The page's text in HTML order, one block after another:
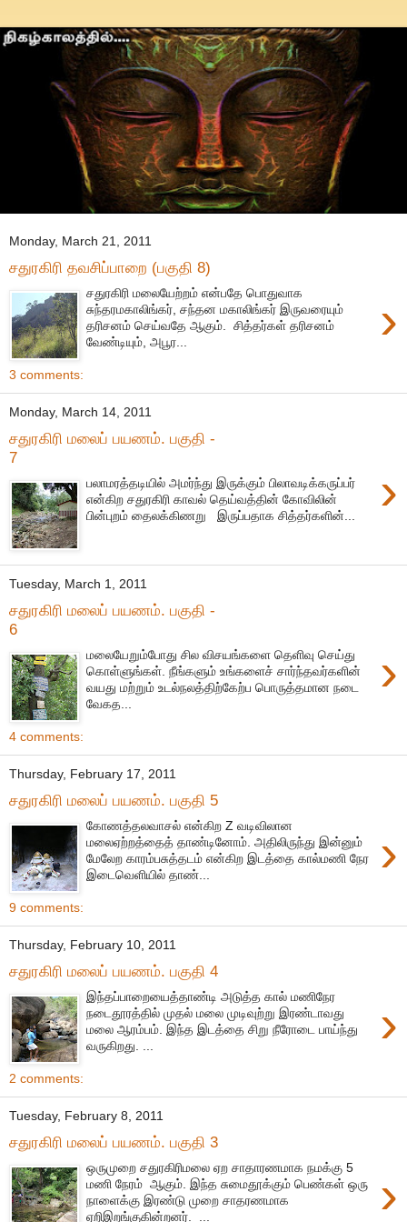
Monday, March 21, 2011
சதுரகிரி தவசிப்பாறை (பகுதி 8)
›
சதுரகிரி மலையேற்றம் என்பதே பொதுவாக
சுந்தரமகாலிங்கர், சந்தன மகாலிங்கர் இருவரையும்
தரிசனம் செய்வதே ஆகும். சித்தர்கள் தரிசனம்
வேண்டியும், அபூர...
3 comments:
Monday, March 14, 2011
சதுரகிரி மலைப் பயணம். பகுதி -
7
›
பலாமரத்தடியில் அமர்ந்து இருக்கும் பிலாவடிக்கருப்பர்
என்கிற சதுரகிரி காவல் தெய்வத்தின் கோவிலின்
பின்புறம் தைலக்கிணறு இருப்பதாக சித்தர்களின்...
Tuesday, March 1, 2011
சதுரகிரி மலைப் பயணம். பகுதி -
6
›
மலையேறும்போது சில விசயங்களை தெளிவு செய்து
கொள்ளுங்கள். நீங்களும் உங்களைச் சார்ந்தவர்களின்
வயது மற்றும் உடல்நலத்திற்கேற்ப பொருத்தமான நடை
வேகத...
4 comments:
Thursday, February 17, 2011
சதுரகிரி மலைப் பயணம். பகுதி 5
›
கோணத்தலவாசல் என்கிற Z வடிவிலான
மலைஏற்றத்தைத் தாண்டினோம். அதிலிருந்து இன்னும்
மேலேற காரம்பசுத்தடம் என்கிற இடத்தை கால்மணி நேர
இடைவெளியில் தாண்...
9 comments:
Thursday, February 10, 2011
சதுரகிரி மலைப் பயணம். பகுதி 4
›
இந்தப்பாறையைத்தாண்டி அடுத்த கால் மணிநேர
நடைதூரத்தில் முதல் மலை முடிவுற்று இரண்டாவது
மலை ஆரம்பம். இந்த இடத்தை சிறு நீரோடை பாய்ந்து
வருகிறது. ...
2 comments:
Tuesday, February 8, 2011
சதுரகிரி மலைப் பயணம். பகுதி 3
›
ஒருமுறை சதுரகிரிமலை ஏற சாதாரணமாக நமக்கு 5
மணி நேரம் ஆகும். இந்த சுமைதூக்கும் பெண்கள் ஒரு
நாளைக்கு இரண்டு முறை சாதரணமாக
ஏறிஇறங்குகின்றனர். ...